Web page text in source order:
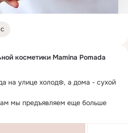
косметики Mamina Pomada
на улице холод❄️, а дома - сухой
мы предъявляем еще больше